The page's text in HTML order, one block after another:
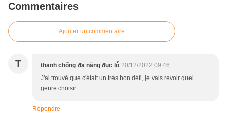
Commentaires
Ajouter un commentaire
T thanh chống đa năng đục lỗ 20/12/2022 09:46
J'ai trouvé que c'était un très bon défi, je vais revoir quel
genre choisir.
Répondre